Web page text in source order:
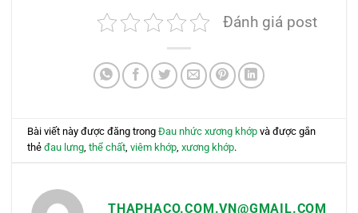
có
nhiều
thể.
Các
có
thể
Đánh giá post
Bài viết này được đăng trongĐau nhức xương khớp và được gắn
thẻđau lưng,thể chất,viêm khớp,xương khớp.
THAPHACO.COM.VN@GMAIL.COM